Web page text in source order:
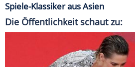
Spiele-Klassiker aus Asien
Die Öffentlichkeit schaut zu: